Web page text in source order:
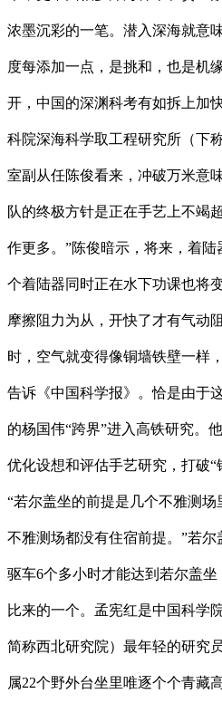
浓墨沉彩的一笔。潜入深海就意
度每添加一点，是挑和，也是机
开，中国的深渊科考有如拆上加
科院深海科学取工程研究所（下
室副从任陈俊看来，冲破万米意
队的终极方针是正在手艺上不竭
作更多。”陈俊暗示，将来，着
个着陆器同时正在水下功课也将
摩擦阻力为从，开快了才有气动
时，空气就变得像铜墙铁壁一样
告诉《中国科学报》。恰是由于
的杨国伟“跨界”进入高铁研究。
优化设想和评估手艺研究，打破“
“若尔盖坐的前提是几个不雅测
不雅测场都没有住宿前提。”若
驱车6个多小时才能达到若尔盖
比来的一个。孟宪红是中国科学
简称西北研究院）最年轻的研究
属22个野外台坐里唯逐个个青藏